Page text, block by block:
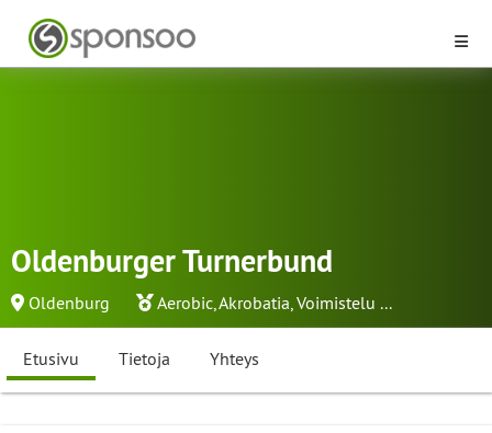
Oldenburger Turnerbund
Oldenburg Aerobic,Akrobatia,Voimistelu ...
Etusivu Tietoja Yhteys